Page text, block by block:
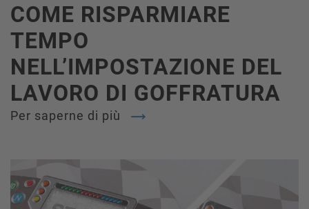
COME RISPARMIARE
TEMPO
NELL’IMPOSTAZIONE DEL
LAVORO DI GOFFRATURA
Per saperne di più